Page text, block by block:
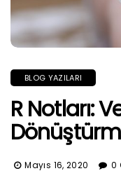
BLOG YAZILARI
R Notları:
Mayıs 16, 2020 0